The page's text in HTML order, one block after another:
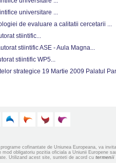
universitare ...
de evaluare a calitatii cercetarii ...
stiintific...
stiintific ASE - Aula Magna...
stiintific WP5...
strategice 19 Martie 2009 Palatul
cofinantate de Uniunea Europeana, va
obligatoriu pozitia oficiala a Uniunii Europene
Utilizand acest site, sunteti de acord cu termenii